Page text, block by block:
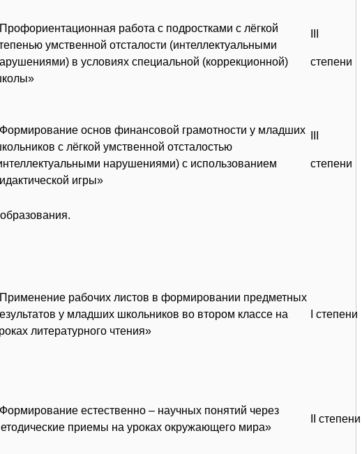
работа с подростками с лёгкой
умственной отсталости (интеллектуальными
в условиях специальной (коррекционной)
степени
основ финансовой грамотности у младших
с лёгкой умственной отсталостью
нарушениями) с использованием
игры»
степени
рабочих листов в формировании предметных
у младших школьников во втором классе на
литературного чтения»
I степени
естественно – научных понятий через
приемы на уроках окружающего мира»
II степени